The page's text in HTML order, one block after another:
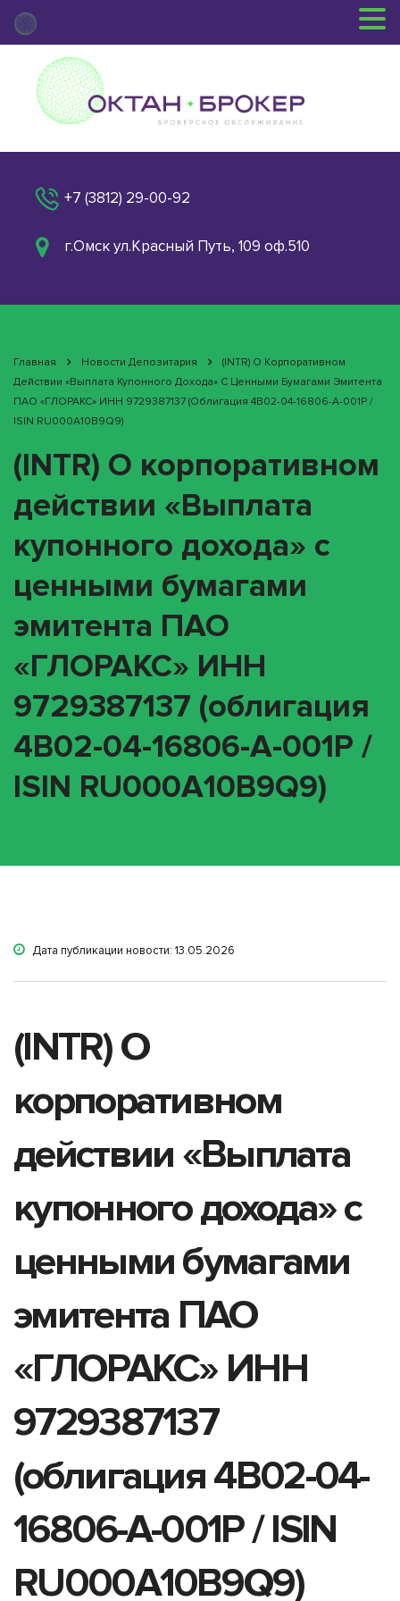
+7 (3812) 29-00-92
г.Омск ул.Красный Путь, 109 оф.510
Главная Новости Депозитария
(INTR) О Корпоративном
Действии «Выплата Купонного Дохода» С Ценными Бумагами Эмитента
ПАО «ГЛОРАКС» ИНН 9729387137 (облигация 4B02-04-16806-A-001P /
ISIN RU000A10B9Q9)
(INTR) О корпоративном
действии «Выплата
купонного дохода» с
ценными бумагами
эмитента ПАО
«ГЛОРАКС» ИНН
9729387137 (облигация
4B02-04-16806-A-001P /
ISIN RU000A10B9Q9)
Дата публикации новости: 13.05.2026
(INTR) О
корпоративном
действии «Выплата
купонного дохода» с
ценными бумагами
эмитента ПАО
«ГЛОРАКС» ИНН
9729387137
(облигация 4B02-04-
16806-A-001P / ISIN
RU000A10B9Q9)